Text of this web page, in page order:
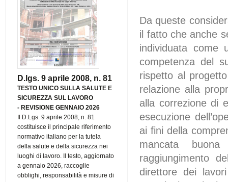
D.lgs. 9 aprile 2008, n. 81
TESTO UNICO SULLA SALUTE E
SICUREZZA SUL LAVORO
- REVISIONE GENNAIO 2026
Il D.Lgs. 9 aprile 2008, n. 81
costituisce il principale riferimento
normativo italiano per la tutela
della salute e della sicurezza nei
luoghi di lavoro. Il testo, aggiornato
a gennaio 2026, raccoglie
obblighi, responsabilità e misure di
Da queste
il fatto che anche
individuata come
competenza del
rispetto al
relazione alla
alla correzione di
esecuzione
ai fini della
mancata
raggiungimento
direttore dei